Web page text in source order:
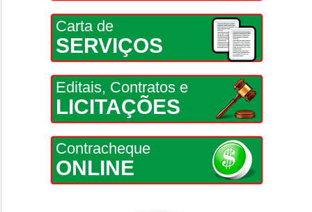
Carta de
SERVIÇOS
Editais, Contratos e
LICITAÇÕES
Contracheque
ONLINE